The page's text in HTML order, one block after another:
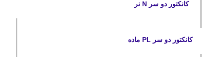
کانکتور دو سر N نر
کانکتور دو سر PL ماده